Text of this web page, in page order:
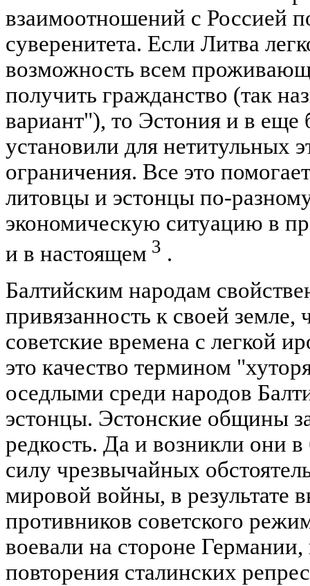
взаимоотношений с Россией
суверенитета. Если Литва
возможность всем
получить гражданство (так
вариант"), то Эстония и в еще
установили для нетитульных
ограничения. Все это
литовцы и эстонцы по-
экономическую ситуацию в
и в настоящем 3 .
Балтийским народам
привязанность к своей земле,
советские времена с легкой
это качество термином
оседлыми среди народов
эстонцы. Эстонские общины
редкость. Да и возникли они
силу чрезвычайных
мировой войны, в результате
противников советского
воевали на стороне Германии,
повторения сталинских